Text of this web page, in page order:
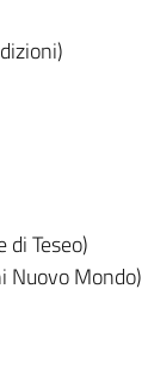
Teseo)
Nuovo Mondo)